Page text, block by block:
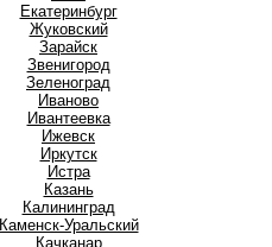
Екатеринбург
Жуковский
Зарайск
Звенигород
Зеленоград
Иваново
Ивантеевка
Ижевск
Иркутск
Истра
Казань
Калининград
Каменск-Уральский
Качканар